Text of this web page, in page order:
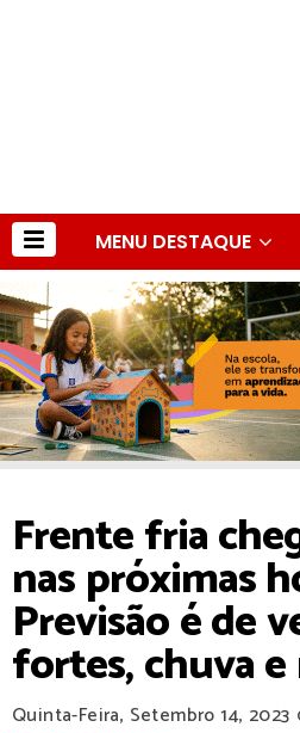
MENU DESTAQUE
Frente fria
nas próximas
Previsão é de
fortes, chuva e
Quinta-Feira, Setembro 14, 2023